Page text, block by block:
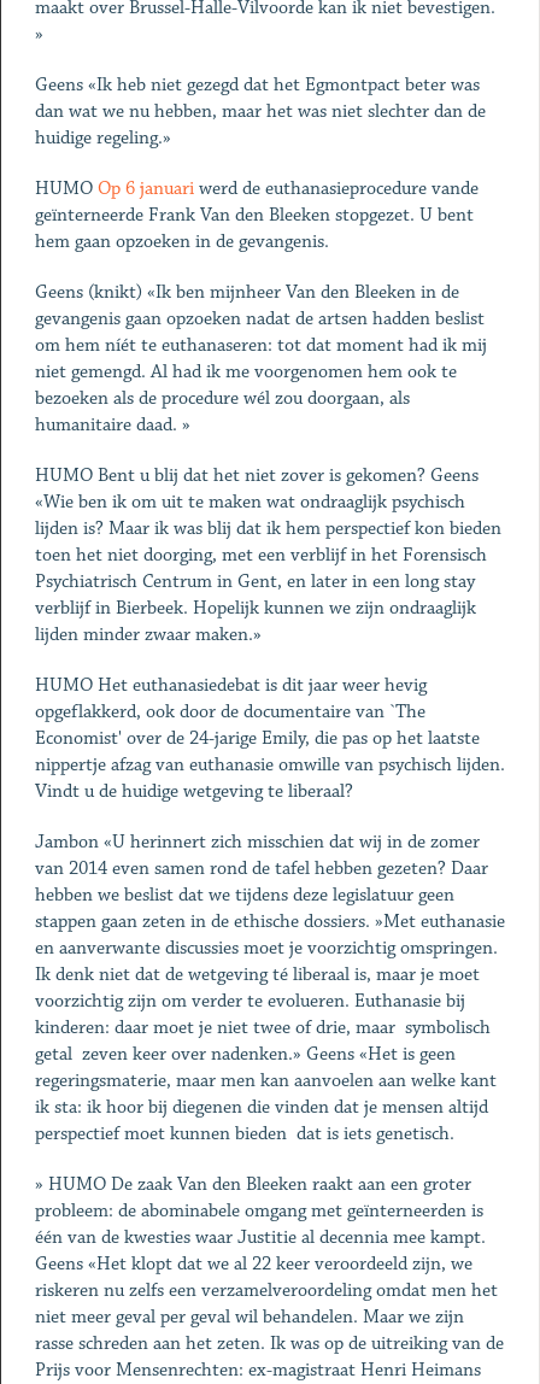
maakt over Brussel-Halle-Vilvoorde kan ik niet bevestigen.
»
Geens «Ik heb niet gezegd dat het Egmontpact beter was
dan wat we nu hebben, maar het was niet slechter dan de
huidige regeling.»
HUMO Op 6 januariwerd de euthanasieprocedure vande
geïnterneerde Frank Van den Bleeken stopgezet. U bent
hem gaan opzoeken in de gevangenis.
Geens (knikt) «Ik ben mijnheer Van den Bleeken in de
gevangenis gaan opzoeken nadat de artsen hadden beslist
om hem níét te euthanaseren: tot dat moment had ik mij
niet gemengd. Al had ik me voorgenomen hem ook te
bezoeken als de procedure wél zou doorgaan, als
humanitaire daad. »
HUMO Bent u blij dat het niet zover is gekomen? Geens
«Wie ben ik om uit te maken wat ondraaglijk psychisch
lijden is? Maar ik was blij dat ik hem perspectief kon bieden
toen het niet doorging, met een verblijf in het Forensisch
Psychiatrisch Centrum in Gent, en later in een long stay
verblijf in Bierbeek. Hopelijk kunnen we zijn ondraaglijk
lijden minder zwaar maken.»
HUMO Het euthanasiedebat is dit jaar weer hevig
opgeflakkerd, ook door de documentaire van `The
Economist' over de 24-jarige Emily, die pas op het laatste
nippertje afzag van euthanasie omwille van psychisch lijden.
Vindt u de huidige wetgeving te liberaal?
Jambon «U herinnert zich misschien dat wij in de zomer
van 2014 even samen rond de tafel hebben gezeten? Daar
hebben we beslist dat we tijdens deze legislatuur geen
stappen gaan zeten in de ethische dossiers. »Met euthanasie
en aanverwante discussies moet je voorzichtig omspringen.
Ik denk niet dat de wetgeving té liberaal is, maar je moet
voorzichtig zijn om verder te evolueren. Euthanasie bij
kinderen: daar moet je niet twee of drie, maar ­ symbolisch
getal ­ zeven keer over nadenken.» Geens «Het is geen
regeringsmaterie, maar men kan aanvoelen aan welke kant
ik sta: ik hoor bij diegenen die vinden dat je mensen altijd
perspectief moet kunnen bieden ­ dat is iets genetisch.
» HUMO De zaak Van den Bleeken raakt aan een groter
probleem: de abominabele omgang met geïnterneerden is
één van de kwesties waar Justitie al decennia mee kampt.
Geens «Het klopt dat we al 22 keer veroordeeld zijn, we
riskeren nu zelfs een verzamelveroordeling omdat men het
niet meer geval per geval wil behandelen. Maar we zijn
rasse schreden aan het zeten. Ik was op de uitreiking van de
Prijs voor Mensenrechten: ex-magistraat Henri Heimans